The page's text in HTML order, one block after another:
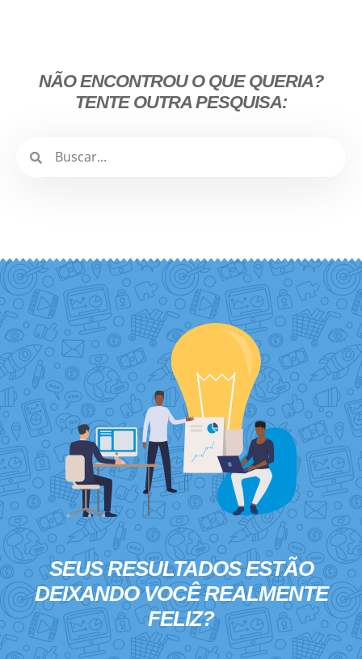
NÃO ENCONTROU O QUE QUERIA?
TENTE OUTRA PESQUISA:
SEUS RESULTADOS ESTÃO
DEIXANDO VOCÊ REALMENTE
FELIZ?